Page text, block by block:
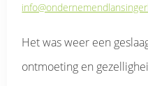
Het was weer een
ontmoeting en